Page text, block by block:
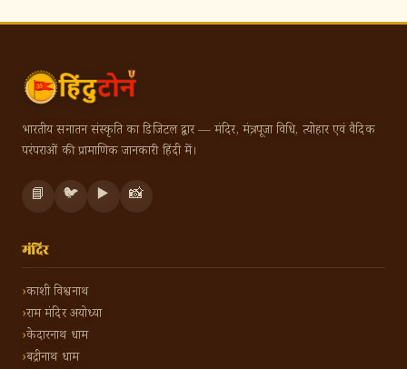
भारतीय सनातन संस्कृति का डिजिटल द्वार — मंदिर, मंत्र, पूजा विधि, त्योहार एवं वैदिक
परंपराओं की प्रामाणिक जानकारी हिंदी में।
📘 🐦 ▶️ 📸
मंदिर
काशी विश्वनाथ
राम मंदिर अयोध्या
केदारनाथ धाम
बद्रीनाथ धाम